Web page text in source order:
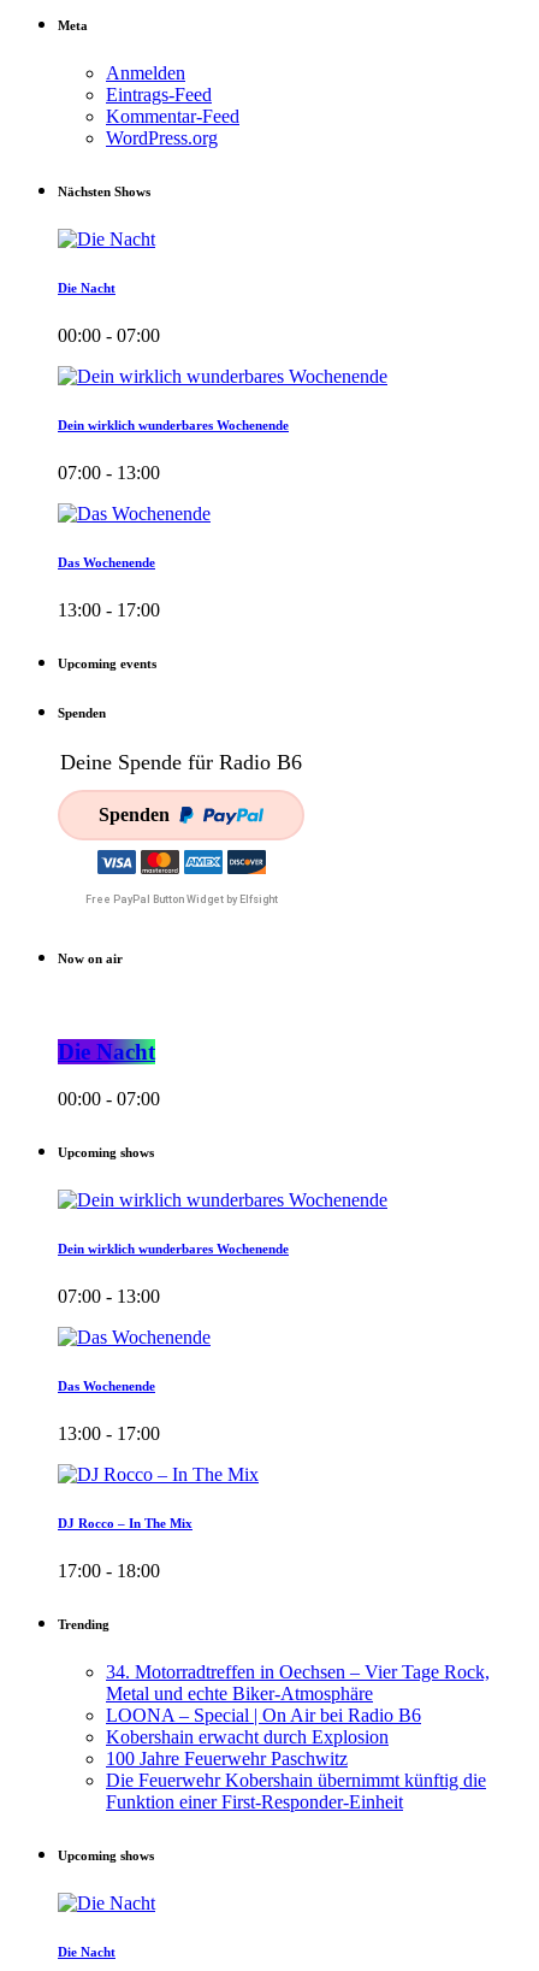
Meta
Anmelden
Eintrags-Feed
Kommentar-Feed
WordPress.org
Nächsten Shows
Die Nacht
00:00 - 07:00
Dein wirklich wunderbares Wochenende
07:00 - 13:00
Das Wochenende
13:00 - 17:00
Upcoming events
Spenden
Deine Spende für Radio B6
Spenden
Free PayPal Button Widget by Elfsight
Now on air
Die Nacht
00:00 - 07:00
Upcoming shows
Dein wirklich wunderbares Wochenende
07:00 - 13:00
Das Wochenende
13:00 - 17:00
DJ Rocco – In The Mix
17:00 - 18:00
Trending
34. Motorradtreffen in Oechsen – Vier Tage Rock,
Metal und echte Biker-Atmosphäre
LOONA – Special | On Air bei Radio B6
Kobershain erwacht durch Explosion
100 Jahre Feuerwehr Paschwitz
Die Feuerwehr Kobershain übernimmt künftig die
Funktion einer First-Responder-Einheit
Upcoming shows
Die Nacht